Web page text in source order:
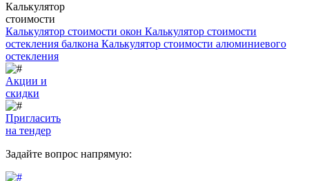
Калькулятор
стоимости
Калькулятор стоимости окон Калькулятор стоимости
остекления балкона Калькулятор стоимости алюминиевого
остекления
Акции и
скидки
Пригласить
на тендер
Задайте вопрос напрямую: